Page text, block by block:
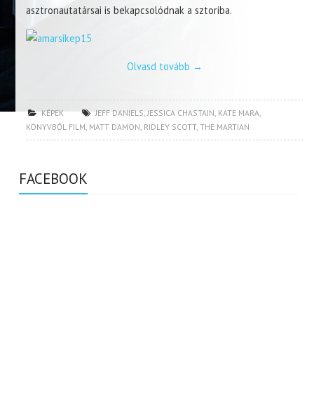
asztronautatársai is bekapcsolódnak a sztoriba.
Olvasd tovább →
KÉPEK JEFF DANIELS JESSICA CHASTAIN KATE MARA
KÖNYVBŐL FILM MATT DAMON RIDLEY SCOTT,THE MARTIAN
FACEBOOK